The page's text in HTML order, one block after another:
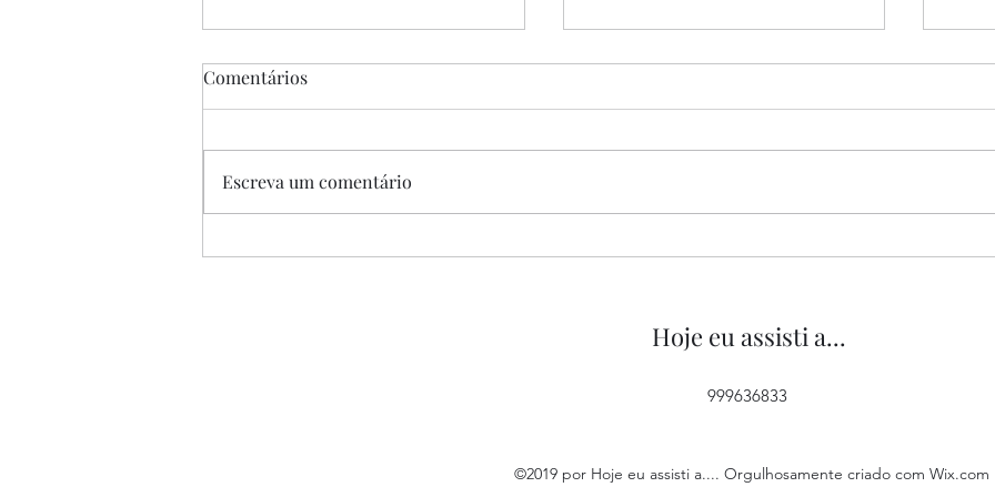
“A Única Saída”, de Park
“Tipos de Gentileza”, de
“O
Comentários
Escreva um comentário
Hoje eu assisti a...
999636833
©2019 por Hoje eu assisti a.... Orgulhosamente criado com Wix.com